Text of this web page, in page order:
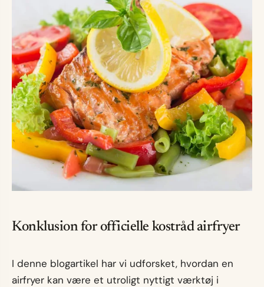
Konklusion for officielle kostråd airfryer
I denne blogartikel har vi udforsket, hvordan en
airfryer kan være et utroligt nyttigt værktøj i